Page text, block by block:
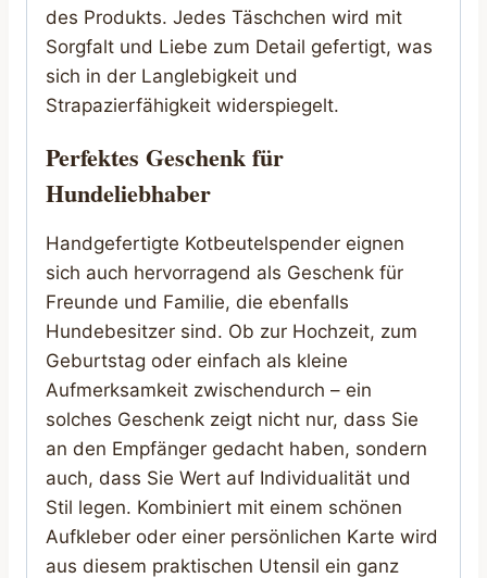
des Produkts. Jedes Täschchen wird mit
Sorgfalt und Liebe zum Detail gefertigt, was
sich in der Langlebigkeit und
Strapazierfähigkeit widerspiegelt.
Perfektes Geschenk für
Hundeliebhaber
Handgefertigte Kotbeutelspender eignen
sich auch hervorragend als Geschenk für
Freunde und Familie, die ebenfalls
Hundebesitzer sind. Ob zur Hochzeit, zum
Geburtstag oder einfach als kleine
Aufmerksamkeit zwischendurch – ein
solches Geschenk zeigt nicht nur, dass Sie
an den Empfänger gedacht haben, sondern
auch, dass Sie Wert auf Individualität und
Stil legen. Kombiniert mit einem schönen
Aufkleber oder einer persönlichen Karte wird
aus diesem praktischen Utensil ein ganz